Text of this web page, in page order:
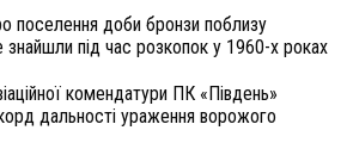
поселення доби бронзи поблизу
знайшли під час розкопок у 1960-х роках
комендатури ПК «Південь»
дальності ураження ворожого